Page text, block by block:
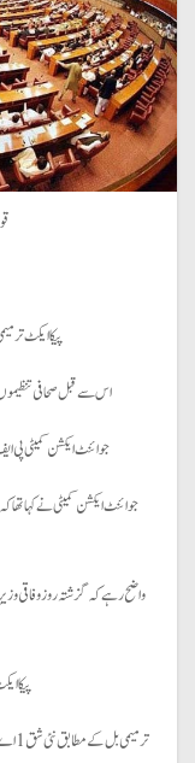
پیکا ایکٹ ترمیمی بل 2025ء کے خلاف صحافیوں نے پریس
اس سے قبل صحافی تنظیموں
جوائنٹ ایکشن کمیٹی پی
جوائنٹ ایکشن کمیٹی نے کہا تھا
واضح رہے کہ گزشتہ روز وفاقی
پیکا ایکٹ کے
ترمیمی بل کے مطابق نئی شق 1 اے کے تحت سوشل میڈیا پروٹیکشن اینڈ ریگولیٹری اتھارٹی قائم کی جائے گی۔